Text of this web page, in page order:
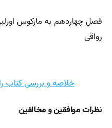
فصل چهاردهم به مارکوس
رواقی
خلاصه و بررسی کتاب
نظرات موافقین و مخالفین